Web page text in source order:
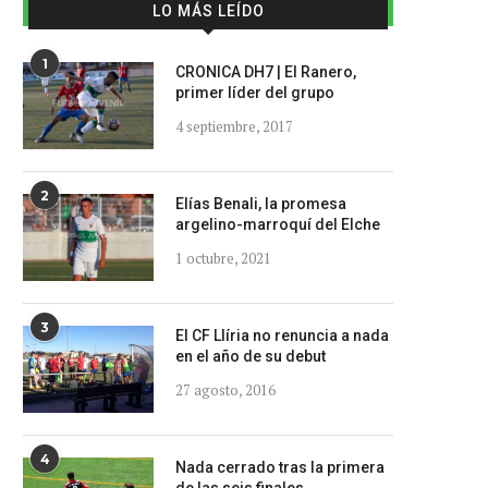
LO MÁS LEÍDO
1
CRONICA DH7 | El Ranero,
primer líder del grupo
4 septiembre, 2017
2
Elías Benali, la promesa
argelino-marroquí del Elche
1 octubre, 2021
3
El CF Llíria no renuncia a nada
en el año de su debut
27 agosto, 2016
4
Nada cerrado tras la primera